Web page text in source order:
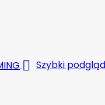
 Szybki podgląd